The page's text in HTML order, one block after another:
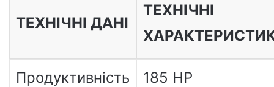
ТЕХНІЧНІ ДАНІ
ТЕХНІЧНІ
Продуктивність 185 HP